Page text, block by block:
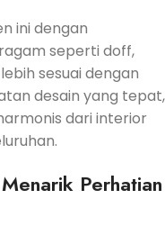
ini dengan
seperti doff,
sesuai dengan
desain yang tepat,
dari interior
Perhatian